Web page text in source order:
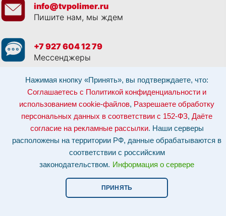
Нажимая кнопку «Принять», вы подтверждаете, что:
Соглашаетесь с Политикой конфиденциальности и
использованием cookie-файлов, Разрешаете обработку
персональных данных в соответствии с 152-ФЗ, Даёте
согласие на рекламные рассылки. Наши серверы
расположены на территории РФ, данные обрабатываются в
соответствии с российским
законодательством. Информация о сервере
ПРИНЯТЬ
info@tvpolimer.ru
Пишите нам, мы ждем
+7 927 604 12 79
Мессенджеры
Просматривая данный веб сайт, и обращаясь к нам, вы:Соглашаетесь с
Политикой конфиденциальности и использованием cookie-файлов,
Даёте согласие на рекламные рассылки.
Отозвать согласие на обработку персональных данных: по эл-почте:
info@tvpolimer.ru
| по телефону
Наши серверы расположены на территории РФ, данные обрабатываются в
соответствии с российским законодательством.Информация о сервере и
Сайт носит исключительно информационный характер и не является